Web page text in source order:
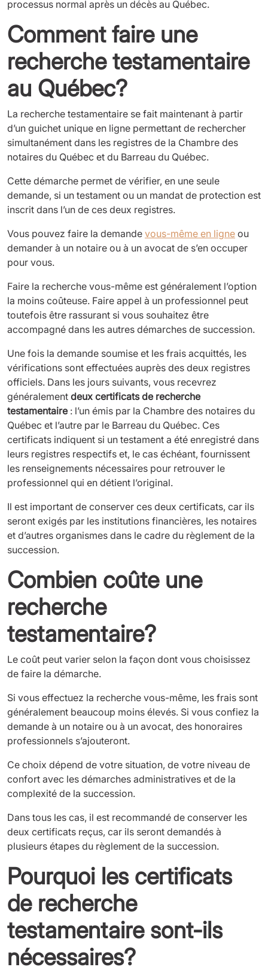
processus normal après un décès au Québec.
Comment faire une
recherche testamentaire
au Québec?
La recherche testamentaire se fait maintenant à partir
d’un guichet unique en ligne permettant de rechercher
simultanément dans les registres de la Chambre des
notaires du Québec et du Barreau du Québec.
Cette démarche permet de vérifier, en une seule
demande, si un testament ou un mandat de protection est
inscrit dans l’un de ces deux registres.
Vous pouvez faire la demande vous-même en ligne ou
demander à un notaire ou à un avocat de s’en occuper
pour vous.
Faire la recherche vous-même est généralement l’option
la moins coûteuse. Faire appel à un professionnel peut
toutefois être rassurant si vous souhaitez être
accompagné dans les autres démarches de succession.
Une fois la demande soumise et les frais acquittés, les
vérifications sont effectuées auprès des deux registres
officiels. Dans les jours suivants, vous recevrez
généralement deux certificats de recherche
testamentaire: l’un émis par la Chambre des notaires du
Québec et l’autre par le Barreau du Québec. Ces
certificats indiquent si un testament a été enregistré dans
leurs registres respectifs et, le cas échéant, fournissent
les renseignements nécessaires pour retrouver le
professionnel qui en détient l’original.
Il est important de conserver ces deux certificats, car ils
seront exigés par les institutions financières, les notaires
et d’autres organismes dans le cadre du règlement de la
succession.
Combien coûte une
recherche
testamentaire?
Le coût peut varier selon la façon dont vous choisissez
de faire la démarche.
Si vous effectuez la recherche vous-même, les frais sont
généralement beaucoup moins élevés. Si vous confiez la
demande à un notaire ou à un avocat, des honoraires
professionnels s’ajouteront.
Ce choix dépend de votre situation, de votre niveau de
confort avec les démarches administratives et de la
complexité de la succession.
Dans tous les cas, il est recommandé de conserver les
deux certificats reçus, car ils seront demandés à
plusieurs étapes du règlement de la succession.
Pourquoi les certificats
de recherche
testamentaire sont-ils
nécessaires?